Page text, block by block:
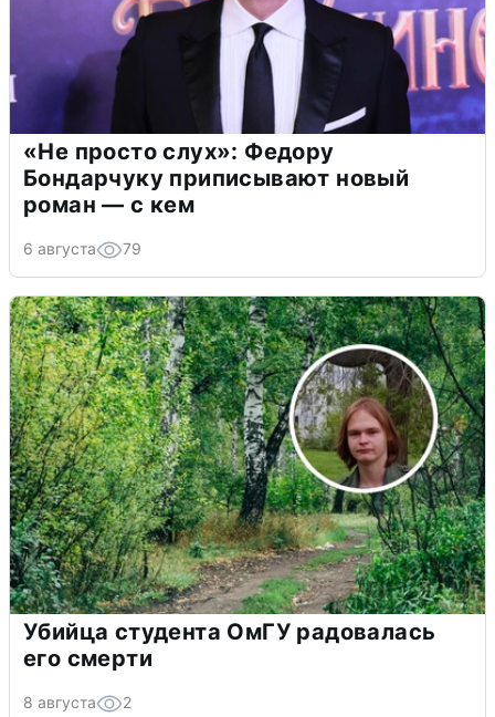
«Не просто слух»: Федору
Бондарчуку приписывают новый
роман — с кем
6 августа 79
Убийца студента ОмГУ радовалась
его смерти
8 августа 2